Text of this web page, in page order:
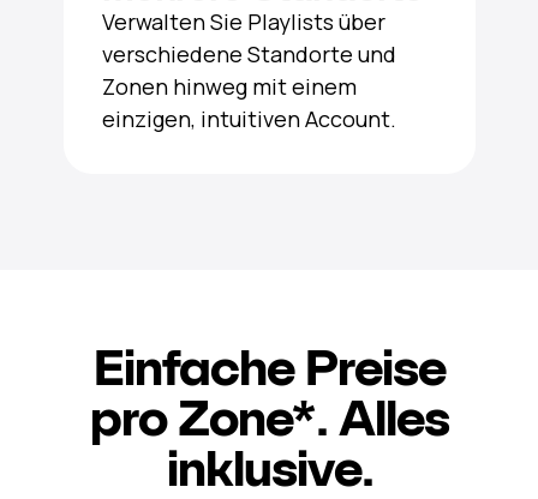
Verwalten Sie Playlists über
verschiedene Standorte und
Zonen hinweg mit einem
einzigen, intuitiven Account.
Einfache Preise
pro Zone*. Alles
inklusive.